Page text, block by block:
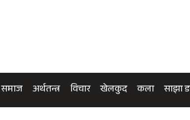
समाज अर्थतन्त्र विचार खेलकुद कला साझा